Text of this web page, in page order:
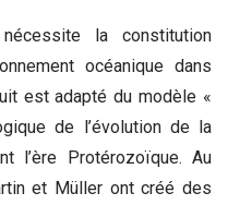
la constitution
océanique dans
est adapté du modèle «
de l’évolution de la
l’ère Protérozoïque. Au
et Müller ont créé des